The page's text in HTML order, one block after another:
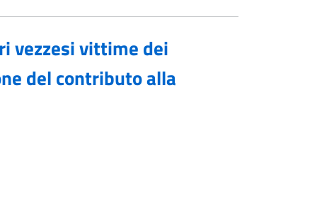
vezzesi vittime dei
del contributo alla